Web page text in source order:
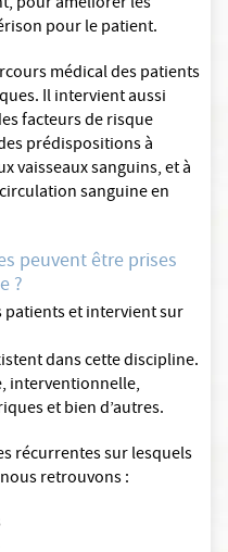
pour le patient.
médical des patients
Il intervient aussi
facteurs de risque
prédispositions à
vaisseaux sanguins, et à
sanguine en
peuvent être prises
?
patients et intervient sur
dans cette discipline.
interventionnelle,
et bien d’autres.
récurrentes sur lesquels
retrouvons :